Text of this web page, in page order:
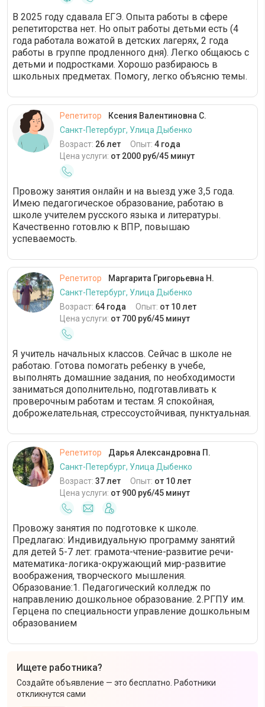
В 2025 году сдавала ЕГЭ. Опыта работы в сфере
репетиторства нет. Но опыт работы детьми есть (4
года работала вожатой в детских лагерях, 2 года
работы в группе продленного дня). Легко общаюсь с
детьми и подростками. Хорошо разбираюсь в
школьных предметах. Помогу, легко объясню темы.
Репетитор
Ксения Валентиновна С.
Санкт-Петербург, Улица Дыбенко
Возраст: 26 лет Опыт: 4 года
Цена услуги: от 2000 руб/45 минут
Провожу занятия онлайн и на выезд уже 3,5 года.
Имею педагогическое образование, работаю в
школе учителем русского языка и литературы.
Качественно готовлю к ВПР, повышаю
успеваемость.
Репетитор
Маргарита Григорьевна Н.
Санкт-Петербург, Улица Дыбенко
Возраст: 64 года Опыт: от 10 лет
Цена услуги: от 700 руб/45 минут
Я учитель начальных классов. Сейчас в школе не
работаю. Готова помогать ребенку в учебе,
выполнять домашние задания, по необходимости
заниматься дополнительно, подготавливать к
проверочным работам и тестам. Я спокойная,
доброжелательная, стрессоустойчивая, пунктуальная.
Репетитор
Дарья Александровна П.
Санкт-Петербург, Улица Дыбенко
Возраст: 37 лет Опыт: от 10 лет
Цена услуги: от 900 руб/45 минут
Провожу занятия по подготовке к школе.
Предлагаю: Индивидуальную программу занятий
для детей 5-7 лет: грамота-чтение-развитие речи-
математика-логика-окружающий мир-развитие
воображения, творческого мышления.
Образование:1. Педагогический колледж по
направлению дошкольное образование. 2.РГПУ им.
Герцена по специальности управление дошкольным
образованием
Ищете работника?
Создайте объявление — это бесплатно. Работники
откликнутся сами